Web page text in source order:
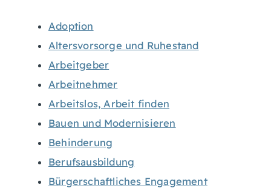
Adoption
Altersvorsorge und Ruhestand
Arbeitgeber
Arbeitnehmer
Arbeitslos, Arbeit finden
Bauen und Modernisieren
Behinderung
Berufsausbildung
Bürgerschaftliches Engagement